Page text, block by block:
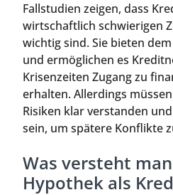
Fallstudien zeigen, dass
wirtschaftlich schwierigen
wichtig sind. Sie bieten
und ermöglichen es
Krisenzeiten Zugang zu
erhalten. Allerdings
Risiken klar verstanden
sein, um spätere Konflikte
Was versteht
Hypothek als